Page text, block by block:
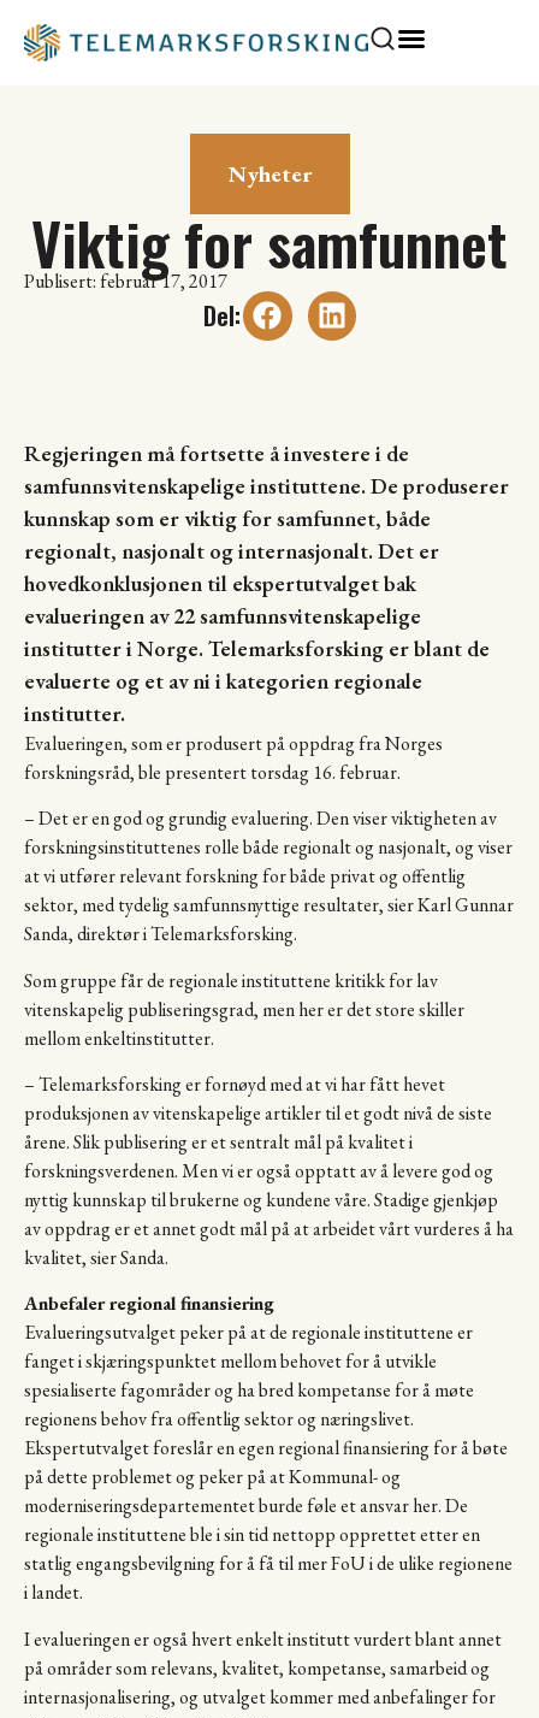
Nyheter
Viktig for samfunnet
Publisert: februar 17, 2017
Regjeringen må fortsette å investere i de
samfunnsvitenskapelige instituttene. De produserer
kunnskap som er viktig for samfunnet, både
regionalt, nasjonalt og internasjonalt. Det er
hovedkonklusjonen til ekspertutvalget bak
evalueringen av 22 samfunnsvitenskapelige
institutter i Norge. Telemarksforsking er blant de
evaluerte og et av ni i kategorien regionale
institutter.
Evalueringen, som er produsert på oppdrag fra Norges
forskningsråd, ble presentert torsdag 16. februar.
– Det er en god og grundig evaluering. Den viser viktigheten av
forskningsinstituttenes rolle både regionalt og nasjonalt, og viser
at vi utfører relevant forskning for både privat og offentlig
sektor, med tydelig samfunnsnyttige resultater, sier Karl Gunnar
Sanda, direktør i Telemarksforsking.
Som gruppe får de regionale instituttene kritikk for lav
vitenskapelig publiseringsgrad, men her er det store skiller
mellom enkeltinstitutter.
– Telemarksforsking er fornøyd med at vi har fått hevet
produksjonen av vitenskapelige artikler til et godt nivå de siste
årene. Slik publisering er et sentralt mål på kvalitet i
forskningsverdenen. Men vi er også opptatt av å levere god og
nyttig kunnskap til brukerne og kundene våre. Stadige gjenkjøp
av oppdrag er et annet godt mål på at arbeidet vårt vurderes å ha
kvalitet, sier Sanda.
Anbefaler regional finansiering
Evalueringsutvalget peker på at de regionale instituttene er
fanget i skjæringspunktet mellom behovet for å utvikle
spesialiserte fagområder og ha bred kompetanse for å møte
regionens behov fra offentlig sektor og næringslivet.
Ekspertutvalget foreslår en egen regional finansiering for å bøte
på dette problemet og peker på at Kommunal- og
moderniseringsdepartementet burde føle et ansvar her. De
regionale instituttene ble i sin tid nettopp opprettet etter en
statlig engangsbevilgning for å få til mer FoU i de ulike regionene
i landet.
I evalueringen er også hvert enkelt institutt vurdert blant annet
på områder som relevans, kvalitet, kompetanse, samarbeid og
internasjonalisering, og utvalget kommer med anbefalinger for